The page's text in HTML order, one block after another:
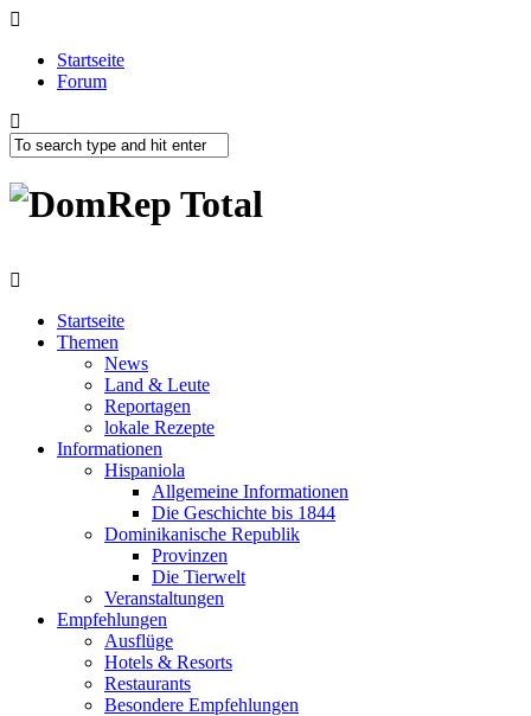
Startseite
Forum
Startseite
Themen
News
Land & Leute
Reportagen
lokale Rezepte
Informationen
Hispaniola
Allgemeine Informationen
Die Geschichte bis 1844
Dominikanische Republik
Provinzen
Die Tierwelt
Veranstaltungen
Empfehlungen
Ausflüge
Hotels & Resorts
Restaurants
Besondere Empfehlungen